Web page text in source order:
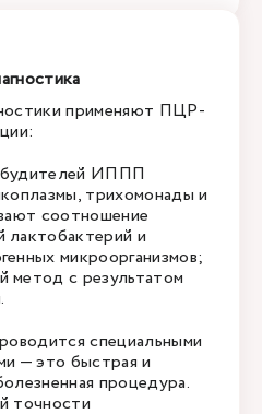
применяют ПЦР-
ИППП
трихомонады и
соотношение
лактобактерий и
микроорганизмов;
метод с результатом
специальными
— это быстрая и
процедура.
точности